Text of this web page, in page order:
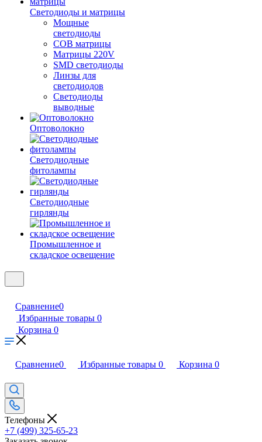
Светодиоды и матрицы
Мощные
светодиоды
COB матрицы
Матрицы 220V
SMD светодиоды
Линзы для
светодиодов
Светодиоды
выводные
Оптоволокно
Светодиодные
фитолампы
Светодиодные
гирлянды
Промышленное и
складское освещение
Сравнение0
Избранные товары 0
Корзина 0
Сравнение0 Избранные товары 0 Корзина 0
Телефоны
+7 (499) 325-65-23